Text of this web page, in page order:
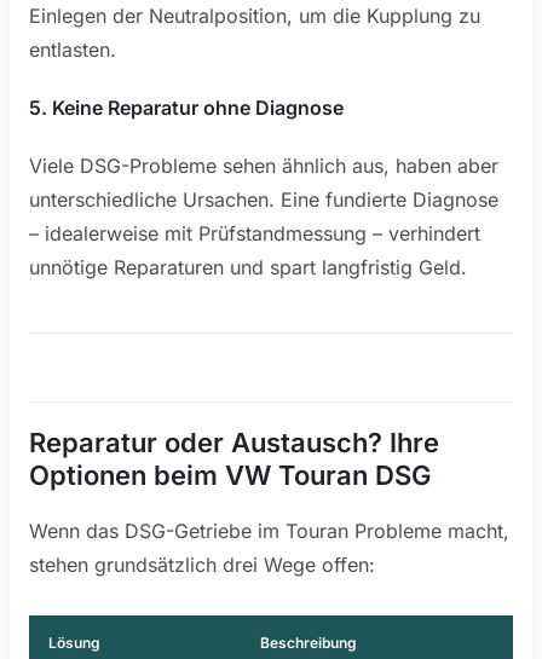
Einlegen der Neutralposition, um die Kupplung zu
entlasten.
5. Keine Reparatur ohne Diagnose
Viele DSG-Probleme sehen ähnlich aus, haben aber
unterschiedliche Ursachen. Eine fundierte Diagnose
– idealerweise mit Prüfstandmessung – verhindert
unnötige Reparaturen und spart langfristig Geld.
Reparatur oder Austausch? Ihre
Optionen beim VW Touran DSG
Wenn das DSG-Getriebe im Touran Probleme macht,
stehen grundsätzlich drei Wege offen:
Lösung Beschreibung